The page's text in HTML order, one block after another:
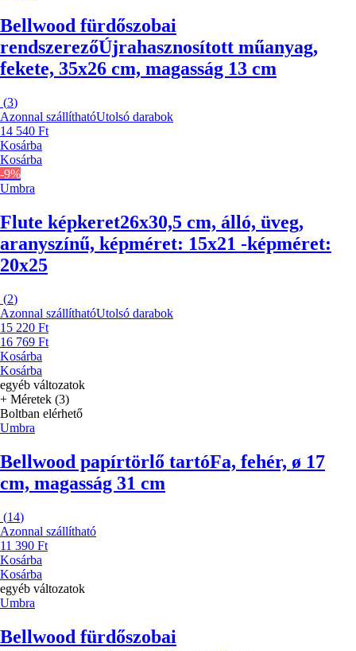
Bellwood fürdőszobai
rendszerezőÚjrahasznosított műanyag,
fekete, 35x26 cm, magasság 13 cm
(3)
Azonnal szállíthatóUtolsó darabok
14 540 Ft
Kosárba
Kosárba
-9%
Umbra
Flute képkeret26x30,5 cm, álló, üveg,
aranyszínű, képméret: 15x21 -képméret:
20x25
(2)
Azonnal szállíthatóUtolsó darabok
15 220 Ft
16 769 Ft
Kosárba
Kosárba
egyéb változatok
+ Méretek (3)
Boltban elérhető
Umbra
Bellwood papírtörlő tartóFa, fehér, ø 17
cm, magasság 31 cm
(14)
Azonnal szállítható
11 390 Ft
Kosárba
Kosárba
egyéb változatok
Umbra
Bellwood fürdőszobai